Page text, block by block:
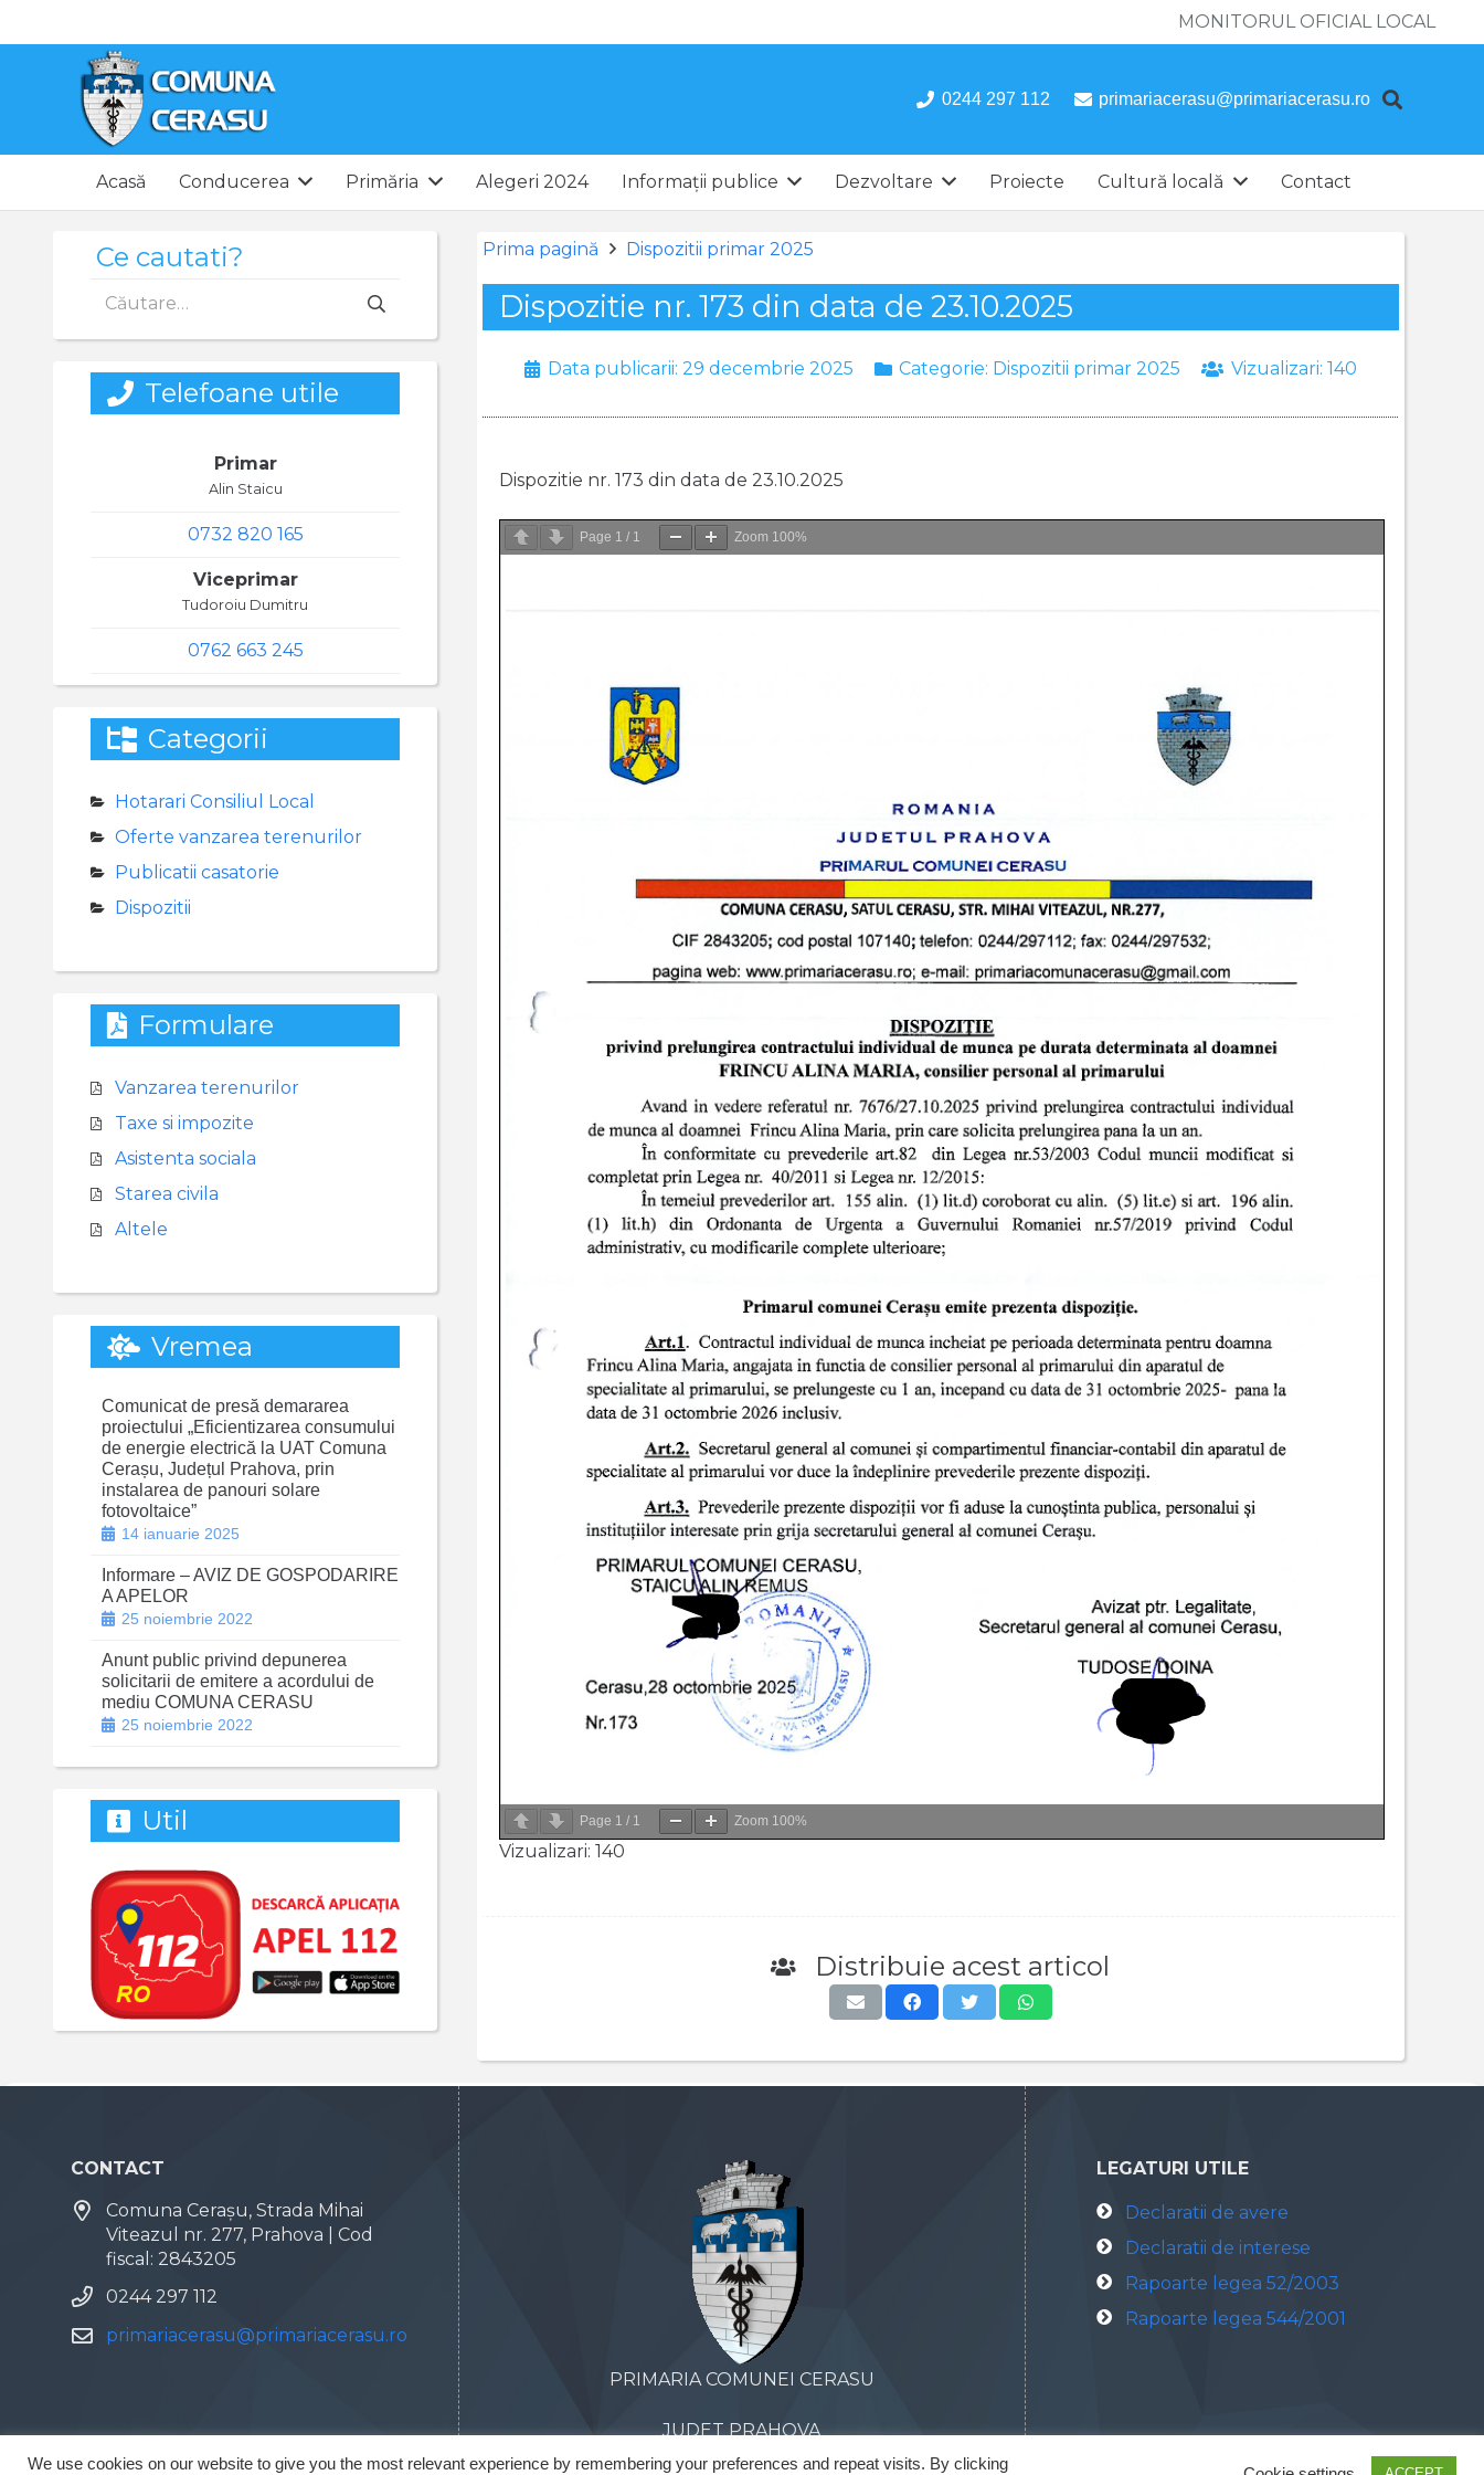
MONITORUL OFICIAL LOCAL
0244 297 112 primariacerasu@primariacerasu.ro
Acasă Conducerea Primăria Alegeri 2024 Informații publice Dezvoltare Proiecte Cultură locală Contact
Prima pagină Dispozitii primar 2025
Dispozitie nr. 173 din data de 23.10.2025
Data publicarii: 29 decembrie 2025 Categorie: Dispozitii primar 2025 Vizualizari: 140
Dispozitie nr. 173 din data de 23.10.2025
Page 1 / 1 Zoom 100%
Page 1 / 1 Zoom 100%
Vizualizari: 140
Distribuie acest articol
Ce cautati?
după:
Telefoane utile
Primar
Alin Staicu
0732 820 165
Viceprimar
Tudoroiu Dumitru
0762 663 245
Categorii
Hotarari Consiliul Local
Oferte vanzarea terenurilor
Publicatii casatorie
Dispozitii
Formulare
Vanzarea terenurilor
Taxe si impozite
Asistenta sociala
Starea civila
Altele
Vremea
Comunicat de presă demararea
proiectului „Eficientizarea consumului
de energie electrică la UAT Comuna
Cerașu, Județul Prahova, prin
instalarea de panouri solare
fotovoltaice”
14 ianuarie 2025
Informare – AVIZ DE GOSPODARIRE
A APELOR
25 noiembrie 2022
Anunt public privind depunerea
solicitarii de emitere a acordului de
mediu COMUNA CERASU
25 noiembrie 2022
Util
CONTACT
Comuna Cerașu, Strada Mihai
Viteazul nr. 277, Prahova | Cod
fiscal: 2843205
0244 297 112
primariacerasu@primariacerasu.ro
PRIMARIA COMUNEI CERASU
JUDET PRAHOVA
LEGATURI UTILE
Declaratii de avere
Declaratii de interese
Rapoarte legea 52/2003
Rapoarte legea 544/2001
We use cookies on our website to give you the most relevant experience by remembering your preferences and repeat visits. By clicking